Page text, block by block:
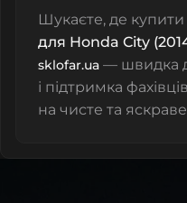
Шукаєте, де купити
для Honda City
sklofar.ua — швидка
і підтримка
на чисте та яскраве